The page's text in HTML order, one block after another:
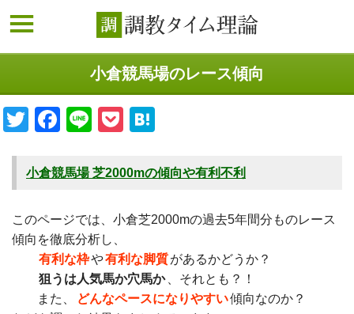
小倉競馬場のレース傾向
TwitterFacebook
LinePocket
小倉競馬場 芝2000mの傾向や有利不利
このページでは、小倉芝2000mの過去5年間分ものレース
傾向を徹底分析し、
有利な枠や有利な脚質があるかどうか？
狙うは人気馬か穴馬か
、それとも？！
また、
どんなペースになりやすい傾向なのか？